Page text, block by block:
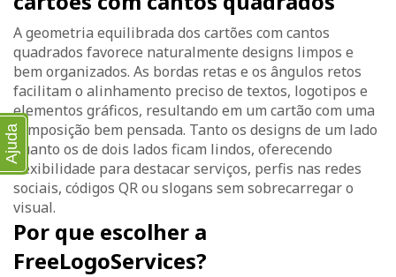
A geometria equilibrada dos cartões com cantos
quadrados favorece naturalmente designs limpos e
bem organizados. As bordas retas e os ângulos retos
facilitam o alinhamento preciso de textos, logotipos e
elementos gráficos, resultando em um cartão com uma
composição bem pensada. Tanto os designs de um lado
quanto os de dois lados ficam lindos, oferecendo
flexibilidade para destacar serviços, perfis nas redes
sociais, códigos QR ou slogans sem sobrecarregar o
visual.
Por que escolher a
FreeLogoServices?
Ajuda